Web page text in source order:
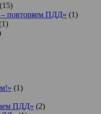
(15)
повторяем ПДД» (1)
(1)
ПДД» (2)